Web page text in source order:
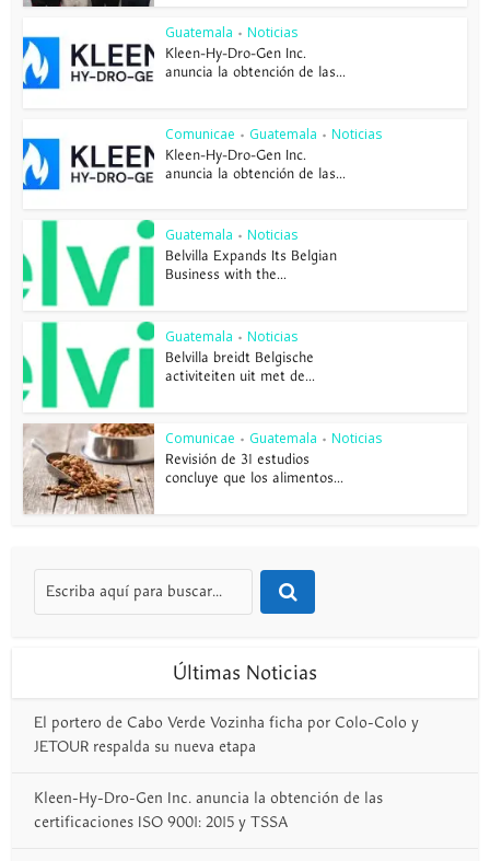
Guatemala • Noticias
Kleen-Hy-Dro-Gen Inc.
anuncia la obtención de las...
Comunicae • Guatemala • Noticias
Kleen-Hy-Dro-Gen Inc.
anuncia la obtención de las...
Guatemala • Noticias
Belvilla Expands Its Belgian
Business with the...
Guatemala • Noticias
Belvilla breidt Belgische
activiteiten uit met de...
Comunicae • Guatemala • Noticias
Revisión de 31 estudios
concluye que los alimentos...
Últimas Noticias
El portero de Cabo Verde Vozinha ficha por Colo-Colo y
JETOUR respalda su nueva etapa
Kleen-Hy-Dro-Gen Inc. anuncia la obtención de las
certificaciones ISO 9001: 2015 y TSSA